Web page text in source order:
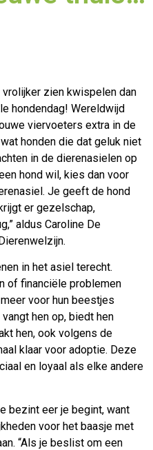
zien kwispelen dan
hondendag! Wereldwijd
viervoeters extra in de
honden die dat geluk niet
in de dierenasielen op
hond wil, kies dan voor
Je geeft de hond
er gezelschap,
aldus Caroline De
in het asiel terecht.
of financiële problemen
voor hun beestjes
hen op, biedt hen
hen, ook volgens de
klaar voor adoptie. Deze
en loyaal als elke andere
bezint eer je begint, want
voor het baasje met
“Als je beslist om een